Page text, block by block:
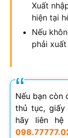
Xuất
hiện tại
Nếu
phải
Nếu bạn còn
thủ tục, giấy
hãy liên